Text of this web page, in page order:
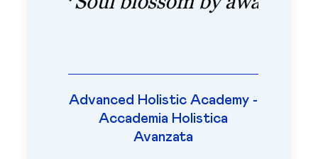
Advanced Holistic Academy -
Accademia Holistica
Avanzata